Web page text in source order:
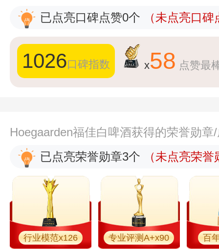
已点亮口碑点赞0个
（未点亮口
1026口碑指数 x58 点赞最
Hoegaarden福佳白啤酒获得的荣誉勋章
已点亮荣誉勋章3个
（未点亮荣
行业模范x126 专业评测A+x90 百